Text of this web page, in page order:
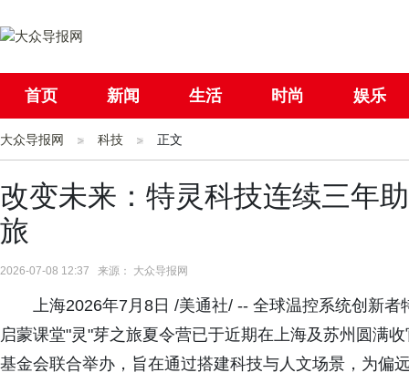
首页 新闻 生活 时尚 娱乐
社会 国际
大众导报网 科技 正文
改变未来：特灵科技连续三年
旅
2026-07-08 12:37 来源： 大众导报网
上海2026年7月8日 /美通社/ -- 全球温控系统创新
启蒙课堂"灵"芽之旅夏令营已于近期在上海及苏州圆满
基金会联合举办，旨在通过搭建科技与人文场景，为偏